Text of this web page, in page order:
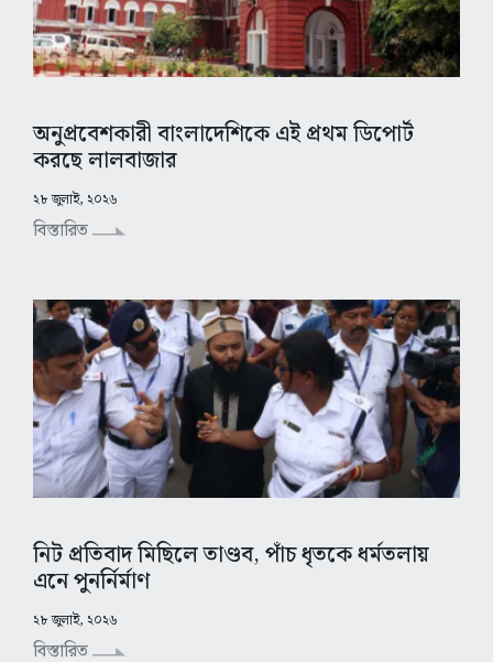
অনুপ্রবেশকারী বাংলাদেশিকে এই প্রথম ডিপোর্ট
করছে লালবাজার
২৮ জুলাই, ২০২৬
বিস্তারিত
নিট প্রতিবাদ মিছিলে তাণ্ডব, পাঁচ ধৃতকে ধর্মতলায়
এনে পুনর্নির্মাণ
২৮ জুলাই, ২০২৬
বিস্তারিত